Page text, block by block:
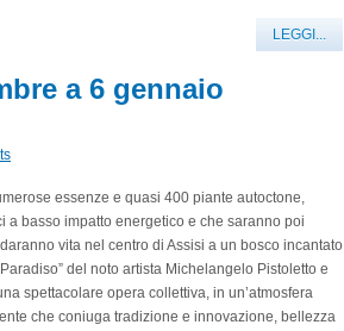
LEGGI...
a 6 gennaio
essenze e quasi 400 piante autoctone,
a basso impatto energetico e che saranno poi
vita nel centro di Assisi a un bosco incantato
del noto artista Michelangelo Pistoletto e
spettacolare opera collettiva, in un’atmosfera
che coniuga tradizione e innovazione, bellezza